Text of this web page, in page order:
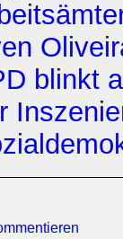
blinkt